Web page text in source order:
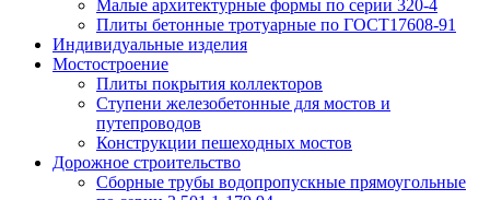
Малые архитектурные формы по серии 320-4
Плиты бетонные тротуарные по ГОСТ17608-91
Индивидуальные изделия
Мостостроение
Плиты покрытия коллекторов
Ступени железобетонные для мостов и
путепроводов
Конструкции пешеходных мостов
Дорожное строительство
Сборные трубы водопропускные прямоугольные